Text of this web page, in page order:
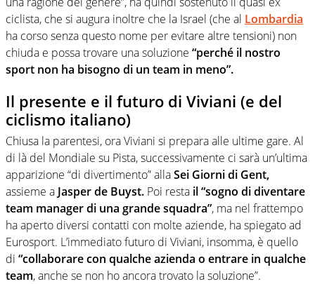
ciclista, che si augura inoltre che la Israel (che al Lombardia
ha corso senza questo nome per evitare altre tensioni) non
chiuda e possa trovare una soluzione “perché il nostro
sport non ha bisogno di un team in meno”.
Il presente e il futuro di Viviani (e del
ciclismo italiano)
Chiusa la parentesi, ora Viviani si prepara alle ultime gare. Al
di là del Mondiale su Pista, successivamente ci sarà un’ultima
apparizione “di divertimento” allaSei Giorni di Gent,
assieme a Jasper de Buyst. Poi resta il “sogno di diventare
team manager di una grande squadra”, ma nel frattempo
ha aperto diversi contatti con molte aziende, ha spiegato ad
Eurosport. L’immediato futuro di Viviani, insomma, è quello
di “collaborare con qualche azienda o entrare in qualche
team, anche se non ho ancora trovato la soluzione”.